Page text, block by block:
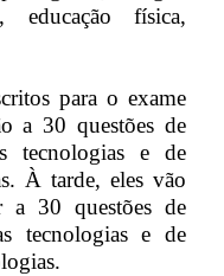
educação física,
para o exame
a 30 questões de
tecnologias e de
À tarde, eles vão
a 30 questões de
tecnologias e de